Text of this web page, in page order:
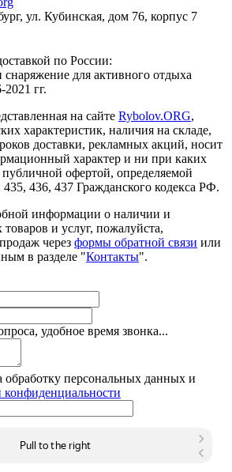
ул. Кубинская, дом 76, корпус 7
по России:
для активного отдыха
2021 гг.
на сайте Rybolov.ORG,
характеристик, наличия на складе,
доставки, рекламных акций, носит
характер и ни при каких
публичной офертой, определяемой
436, 437 Гражданского кодекса РФ.
информации о наличии и
и услуг, пожалуйста,
через формы обратной связи или
в разделе "Контакты".
удобное время звонка...
обработку персональных данных и
конфиденциальности